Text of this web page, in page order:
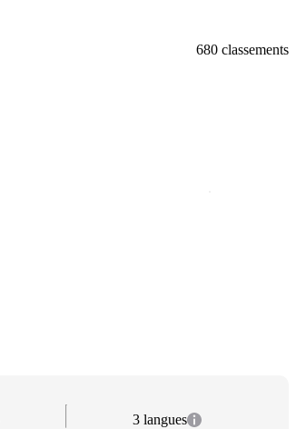
680 classements
3 langues